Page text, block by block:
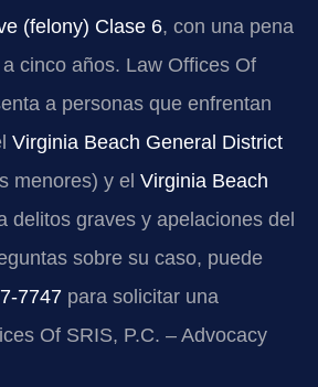
(felony) Clase 6, con una pena
cinco años. Law Offices Of
a personas que enfrentan
Virginia Beach General District
menores) y el Virginia Beach
delitos graves y apelaciones del
sobre su caso, puede
7747 para solicitar una
Of SRIS, P.C. – Advocacy